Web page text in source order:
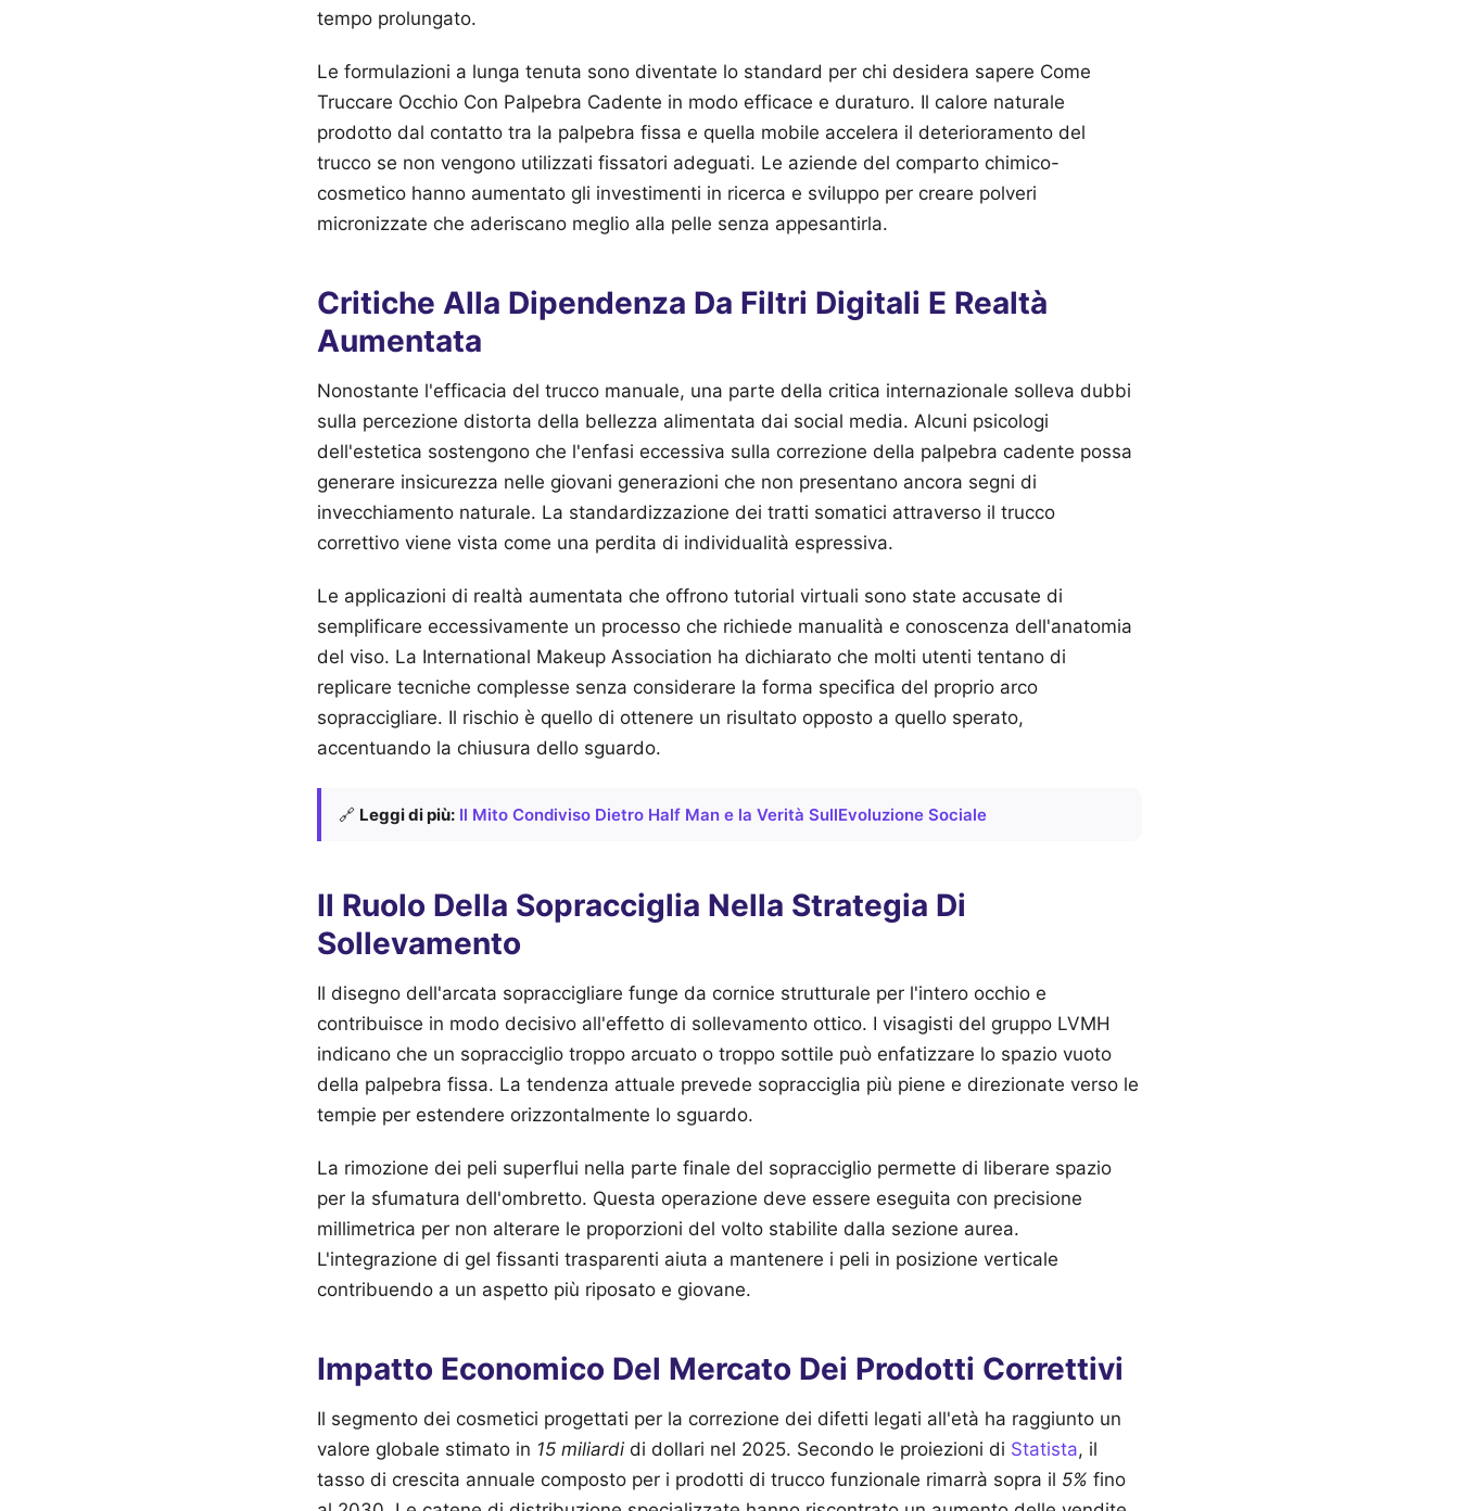
tempo prolungato.
Le formulazioni a lunga tenuta sono diventate lo standard per chi desidera sapere Come
Truccare Occhio Con Palpebra Cadente in modo efficace e duraturo. Il calore naturale
prodotto dal contatto tra la palpebra fissa e quella mobile accelera il deterioramento del
trucco se non vengono utilizzati fissatori adeguati. Le aziende del comparto chimico-
cosmetico hanno aumentato gli investimenti in ricerca e sviluppo per creare polveri
micronizzate che aderiscano meglio alla pelle senza appesantirla.
Critiche Alla Dipendenza Da Filtri Digitali E Realtà
Aumentata
Nonostante l'efficacia del trucco manuale, una parte della critica internazionale solleva dubbi
sulla percezione distorta della bellezza alimentata dai social media. Alcuni psicologi
dell'estetica sostengono che l'enfasi eccessiva sulla correzione della palpebra cadente possa
generare insicurezza nelle giovani generazioni che non presentano ancora segni di
invecchiamento naturale. La standardizzazione dei tratti somatici attraverso il trucco
correttivo viene vista come una perdita di individualità espressiva.
Le applicazioni di realtà aumentata che offrono tutorial virtuali sono state accusate di
semplificare eccessivamente un processo che richiede manualità e conoscenza dell'anatomia
del viso. La International Makeup Association ha dichiarato che molti utenti tentano di
replicare tecniche complesse senza considerare la forma specifica del proprio arco
sopraccigliare. Il rischio è quello di ottenere un risultato opposto a quello sperato,
accentuando la chiusura dello sguardo.
🔗 Leggi di più: Il Mito Condiviso Dietro Half Man e la Verità SullEvoluzione Sociale
Il Ruolo Della Sopracciglia Nella Strategia Di
Sollevamento
Il disegno dell'arcata sopraccigliare funge da cornice strutturale per l'intero occhio e
contribuisce in modo decisivo all'effetto di sollevamento ottico. I visagisti del gruppo LVMH
indicano che un sopracciglio troppo arcuato o troppo sottile può enfatizzare lo spazio vuoto
della palpebra fissa. La tendenza attuale prevede sopracciglia più piene e direzionate verso le
tempie per estendere orizzontalmente lo sguardo.
La rimozione dei peli superflui nella parte finale del sopracciglio permette di liberare spazio
per la sfumatura dell'ombretto. Questa operazione deve essere eseguita con precisione
millimetrica per non alterare le proporzioni del volto stabilite dalla sezione aurea.
L'integrazione di gel fissanti trasparenti aiuta a mantenere i peli in posizione verticale
contribuendo a un aspetto più riposato e giovane.
Impatto Economico Del Mercato Dei Prodotti Correttivi
Il segmento dei cosmetici progettati per la correzione dei difetti legati all'età ha raggiunto un
valore globale stimato in 15 miliardi di dollari nel 2025. Secondo le proiezioni di Statista, il
tasso di crescita annuale composto per i prodotti di trucco funzionale rimarrà sopra il 5% fino